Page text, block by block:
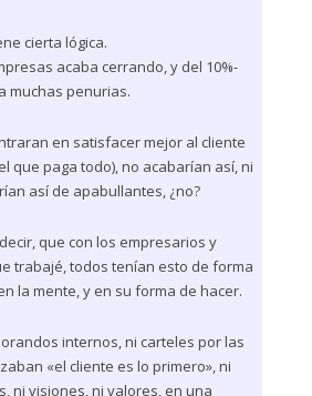
cierta lógica.
acaba cerrando, y del 10%-
muchas penurias.
en satisfacer mejor al cliente
que paga todo), no acabarían así, ni
así de apabullantes, ¿no?
que con los empresarios y
trabajé, todos tenían esto de forma
la mente, y en su forma de hacer.
internos, ni carteles por las
«el cliente es lo primero», ni
ni visiones, ni valores, en una